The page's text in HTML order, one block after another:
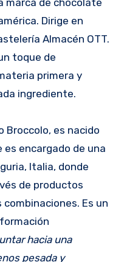
marca de chocolate
Dirige en
Almacén OTT.
toque de
primera y
ingrediente.
Broccolo, es nacido
encargado de una
Italia, donde
de productos
Es un
hacia una
pesada y